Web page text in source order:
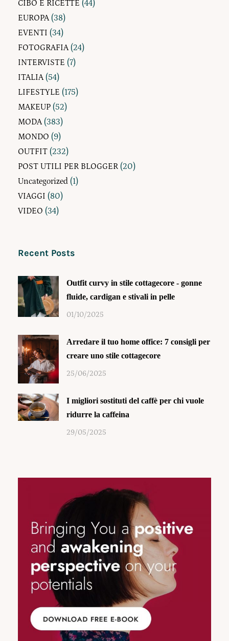
CIBO E RICETTE (44)
EUROPA(38)
EVENTI (34)
FOTOGRAFIA(24)
INTERVISTE (7)
ITALIA(54)
LIFESTYLE (175)
MAKEUP (52)
MODA(383)
MONDO (9)
OUTFIT (232)
POST UTILI PER BLOGGER (20)
Uncategorized (1)
VIAGGI (80)
VIDEO (34)
Recent Posts
Outfit curvy in stile cottagecore - gonne
fluide, cardigan e stivali in pelle
01/10/2025
Arredare il tuo home office: 7 consigli per
creare uno stile cottagecore
25/06/2025
I migliori sostituti del caffè per chi vuole
ridurre la caffeina
29/05/2025